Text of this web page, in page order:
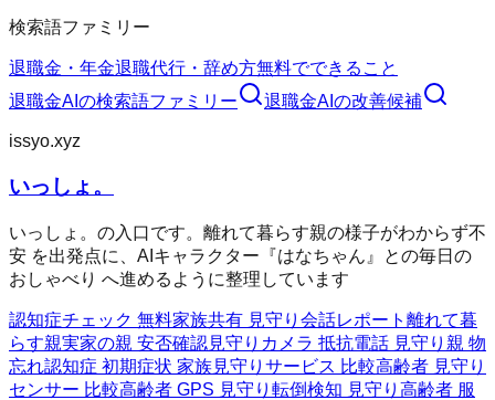
検索語ファミリー
退職金・年金退職代行・辞め方無料でできること
退職金AI の検索語ファミリー 退職金AI の改善候補
issyo.xyz
いっしょ。
いっしょ。の入口です。離れて暮らす親の様子がわからず不
安 を出発点に、AIキャラクター『はなちゃん』との毎日の
おしゃべり へ進めるように整理しています
認知症チェック 無料家族共有 見守り 会話レポート 離れて暮
らす親実家の親 安否確認見守りカメラ 抵抗電話 見守り 親 物
忘れ認知症 初期症状 家族見守りサービス 比較高齢者 見守り
センサー 比較高齢者 GPS 見守り 転倒検知 見守り 高齢者 服